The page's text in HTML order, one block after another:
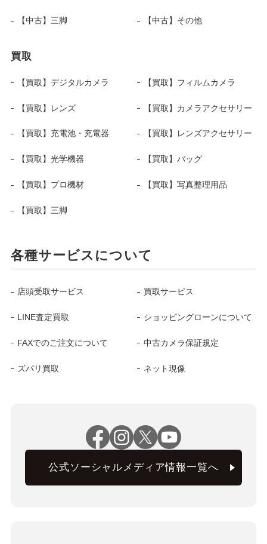
【中古】三脚 【中古】その他
買取
【買取】デジタルカメラ 【買取】フィルムカメラ
【買取】レンズ 【買取】カメラアクセサリー
【買取】充電池・充電器 【買取】レンズアクセサリー
【買取】光学機器 【買取】バッグ
【買取】プロ機材 【買取】写真整理用品
【買取】三脚
各種サービスについて
店頭受取サービス 買取サービス
LINE査定買取 ショッピングローンについて
FAXでのご注文について 中古カメラ保証規定
ズバリ買取 ネット現像
公式ソーシャルメディア情報一覧へ